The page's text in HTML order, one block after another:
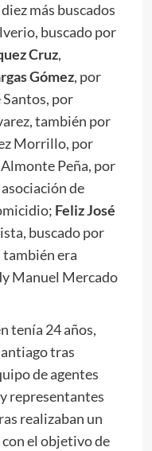
más buscados
buscado por
Cruz,
Gómez, por
por
también por
Morrillo, por
Peña, por
de
Feliz José
buscado por
era
Manuel Mercado
tenía 24 años,
tras
de agentes
y representantes
realizaban un
el objetivo de